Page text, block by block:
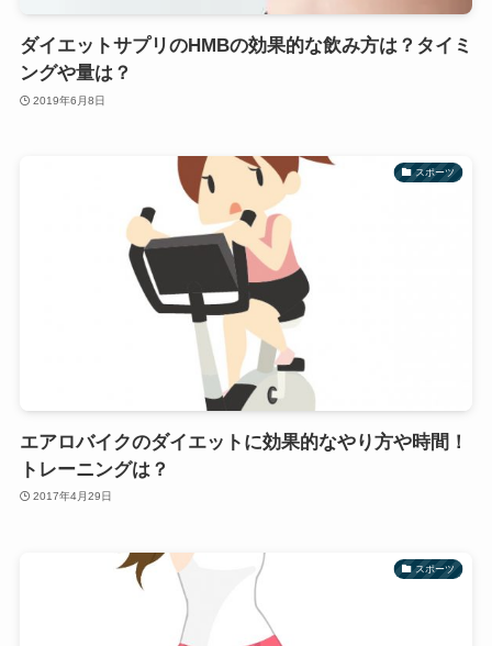
ダイエットサプリのHMBの効果的な飲み方は？タイミ
ングや量は？
2019年6月8日
スポーツ
エアロバイクのダイエットに効果的なやり方や時間！
トレーニングは？
2017年4月29日
スポーツ